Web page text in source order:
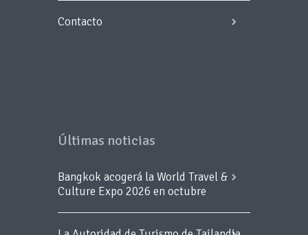
Contacto
Últimas noticias
Bangkok acogerá la World Travel &
Culture Expo 2026 en octubre